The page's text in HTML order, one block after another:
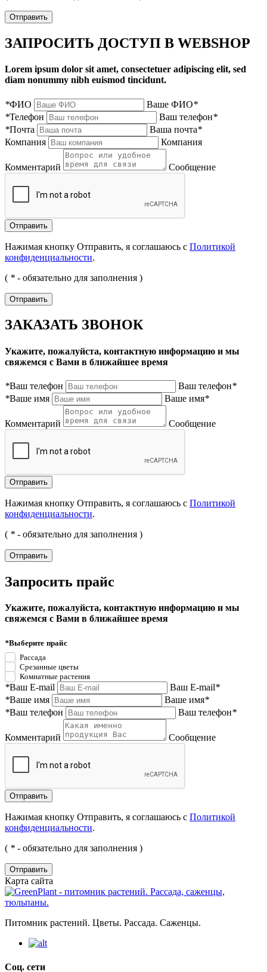
Отправить
ЗАПРОСИТЬ ДОСТУП В WEBSHOP
Lorem ipsum dolor sit amet, consectetuer adipiscing elit, sed
diam nonummy nibh euismod tincidunt.
*ФИО Ваше ФИО*
*Телефон Ваш телефон*
*Почта Ваша почта*
Компания
Компания
Комментарий Сообщение
Нажимая кнопку Отправить, я соглашаюсь с Политикой
конфиденциальности.
( * - обязательно для заполнения )
ЗАКАЗАТЬ ЗВОНОК
Укажите, пожалуйста, контактную информацию и мы
свяжемся с Вами в ближайшее время
*Ваш телефон Ваш телефон*
*Ваше имя Ваше имя*
Комментарий Сообщение
Нажимая кнопку Отправить, я соглашаюсь с Политикой
конфиденциальности.
( * - обязательно для заполнения )
Запросить прайс
Укажите, пожалуйста, контактную информацию и мы
свяжемся с Вами в ближайшее время
*Выберите прайс
Рассада
Срезанные цветы
Комнатные растения
*Ваш E-mail Ваш E-mail*
*Ваше имя Ваше имя*
*Ваш телефон Ваш телефон*
Комментарий Сообщение
Нажимая кнопку Отправить, я соглашаюсь с Политикой
конфиденциальности.
( * - обязательно для заполнения )
Отправить
Карта сайта
Питомник растений. Цветы. Рассада. Саженцы.
Соц. сети